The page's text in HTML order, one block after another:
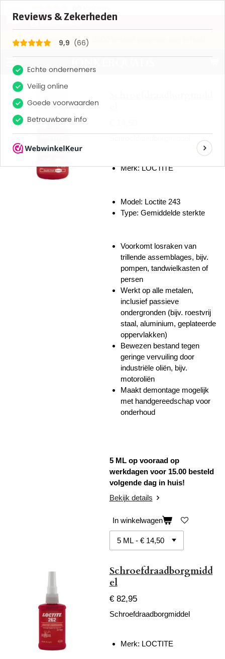
9,9
Op voorraad voor 15:00 besteld volgende dag in huis!
Merk: LOCTITE
Model: Loctite 243
Type: Gemiddelde sterkte
Voorkomt losraken van
trillende assemblages, bijv.
pompen, tandwielkasten of
persen
Werkt op alle metalen,
inclusief passieve
ondergronden (bijv. roestvrij
staal, aluminium, geplateerde
oppervlakken)
Bewezen bestand tegen
geringe vervuiling door
industriële oliën, bijv.
motoroliën
Maakt demontage mogelijk
met handgereedschap voor
onderhoud
5 ML op vooraad op
werkdagen voor 15.00 besteld
volgende dag in huis!
Bekijk details
In winkelwagen
Schroefdraadborgmidd
el
€ 82,95
Schroefdraadborgmiddel
Merk: LOCTITE